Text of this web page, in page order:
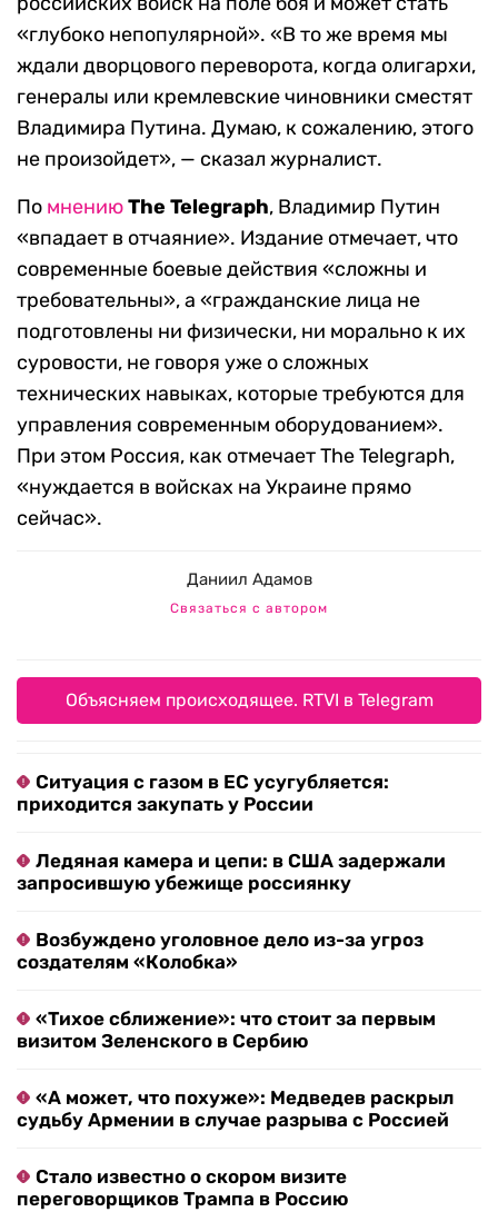
«глубоко непопулярной». «В то же время мы
ждали дворцового переворота, когда олигархи,
генералы или кремлевские чиновники сместят
Владимира Путина. Думаю, к сожалению, этого
не произойдет», — сказал журналист.
По мнениюThe Telegraph, Владимир Путин
«впадает в отчаяние». Издание отмечает, что
современные боевые действия «сложны и
требовательны», а «гражданские лица не
подготовлены ни физически, ни морально к их
суровости, не говоря уже о сложных
технических навыках, которые требуются для
управления современным оборудованием».
При этом Россия, как отмечает The Telegraph,
«нуждается в войсках на Украине прямо
сейчас».
Даниил Адамов
Связаться с автором
Объясняем происходящее. RTVI в Telegram
Ситуация с газом в ЕС усугубляется:
приходится закупать у России
Ледяная камера и цепи: в США задержали
запросившую убежище россиянку
Возбуждено уголовное дело из-за угроз
создателям «Колобка»
«Тихое сближение»: что стоит за первым
визитом Зеленского в Сербию
«А может, что похуже»: Медведев раскрыл
судьбу Армении в случае разрыва с Россией
Стало известно о скором визите
переговорщиков Трампа в Россию